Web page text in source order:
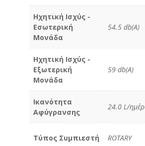
Ηχητική Ισχύς -
Εσωτερική
Μονάδα
54.5 db(A)
Ηχητική Ισχύς -
Εξωτερική
Μονάδα
59 db(A)
Ικανότητα
Αφύγρανσης
24.0 L/
Τύπος Συμπιεστή ROTARY